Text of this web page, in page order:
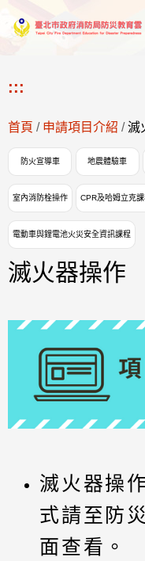
:::
首頁 / 申請項目介紹 /滅
防火宣導車 地震體驗車
室內消防栓操作 CPR及哈姆立克課
電動車與鋰電池火災安全資訊課程
滅火器操作
滅火器操
式請至防
面查看。